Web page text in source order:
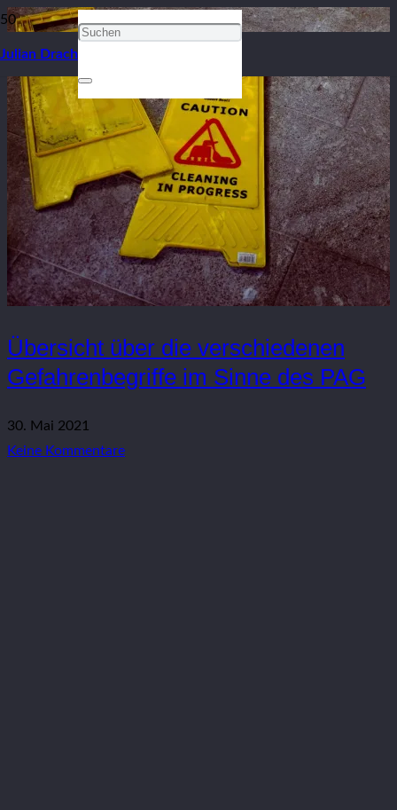
Julian Drach
Übersicht über die verschiedenen
Gefahrenbegriffe im Sinne des PAG
30. Mai 2021
Keine Kommentare